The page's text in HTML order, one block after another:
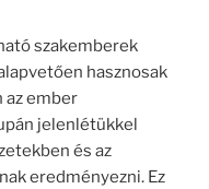
szakemberek
hasznosak
az ember
jelenlétükkel
és az
eredményezni. Ez